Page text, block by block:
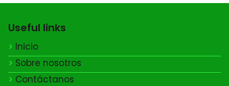
Useful links
Inicio
Sobre nosotros
Contáctanos